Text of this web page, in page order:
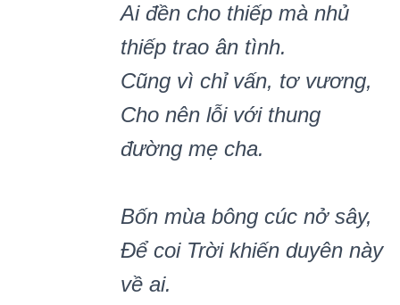
Ai đền cho thiếp mà nhủ
thiếp trao ân tình.
Cũng vì chỉ vấn, tơ vương,
Cho nên lỗi với thung
đường mẹ cha.
Bốn mùa bông cúc nở sây,
Để coi Trời khiến duyên này
về ai.